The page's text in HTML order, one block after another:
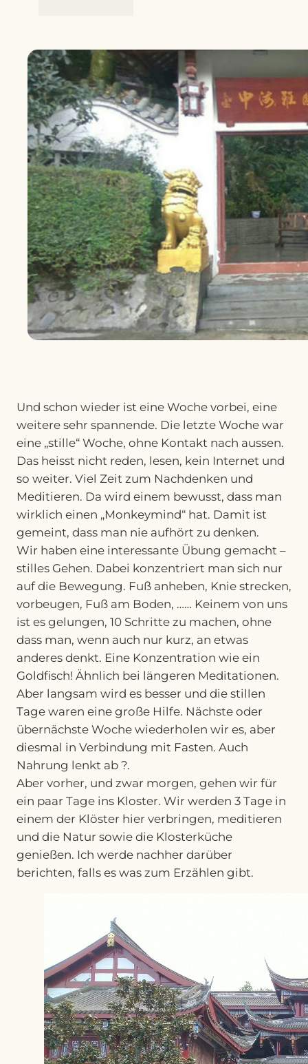
Und schon wieder ist eine Woche vorbei, eine
weitere sehr spannende. Die letzte Woche war
eine „stille“ Woche, ohne Kontakt nach aussen.
Das heisst nicht reden, lesen, kein Internet und
so weiter. Viel Zeit zum Nachdenken und
Meditieren. Da wird einem bewusst, dass man
wirklich einen „Monkeymind“ hat. Damit ist
gemeint, dass man nie aufhört zu denken.
Wir haben eine interessante Übung gemacht –
stilles Gehen. Dabei konzentriert man sich nur
auf die Bewegung. Fuß anheben, Knie strecken,
vorbeugen, Fuß am Boden, …… Keinem von uns
ist es gelungen, 10 Schritte zu machen, ohne
dass man, wenn auch nur kurz, an etwas
anderes denkt. Eine Konzentration wie ein
Goldfisch! Ähnlich bei längeren Meditationen.
Aber langsam wird es besser und die stillen
Tage waren eine große Hilfe. Nächste oder
übernächste Woche wiederholen wir es, aber
diesmal in Verbindung mit Fasten. Auch
Nahrung lenkt ab ?.
Aber vorher, und zwar morgen, gehen wir für
ein paar Tage ins Kloster. Wir werden 3 Tage in
einem der Klöster hier verbringen, meditieren
und die Natur sowie die Klosterküche
genießen. Ich werde nachher darüber
berichten, falls es was zum Erzählen gibt.